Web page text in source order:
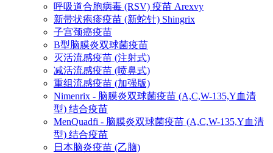
呼吸道合胞病毒 (RSV) 疫苗 Arexvy
新带状疱疹疫苗 (新蛇针) Shingrix
子宫颈癌疫苗
B型脑膜炎双球菌疫苗
灭活流感疫苗 (注射式)
减活流感疫苗 (喷鼻式)
重组流感疫苗 (加强版)
Nimenrix - 脑膜炎双球菌疫苗 (A,C,W-135,Y血清
型) 结合疫苗
MenQuadfi - 脑膜炎双球菌疫苗 (A,C,W-135,Y血清
型) 结合疫苗
日本脑炎疫苗 (乙脑)